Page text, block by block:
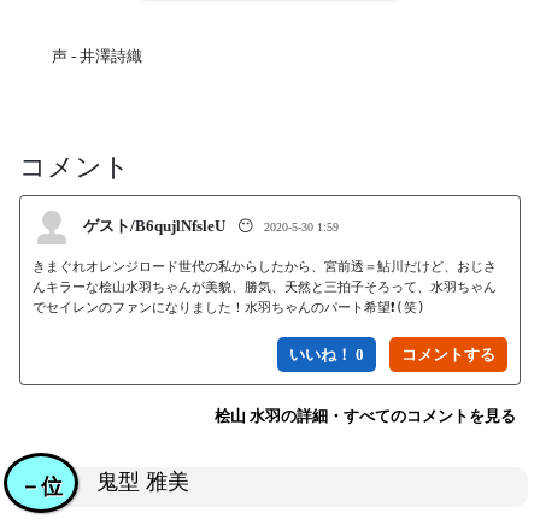
声 - 井澤詩織
コメント
ゲスト/B6qujlNfsleU 😶 2020-5-30 1:59
きまぐれオレンジロード世代の私からしたから、宮前透＝鮎川だけど、おじさ
んキラーな桧山水羽ちゃんが美貌、勝気、天然と三拍子そろって、水羽ちゃん
でセイレンのファンになりました！水羽ちゃんのパート希望❗(笑)
いいね！ 0
桧山 水羽の詳細・すべてのコメントを見る
鬼型 雅美
－位